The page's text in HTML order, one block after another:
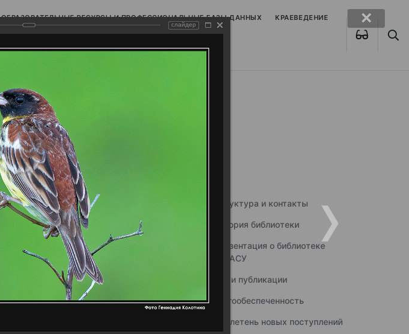
РЕСУРСЫ И ПРОФЕССИОНАЛЬНЫЕ БАЗЫ ДАННЫХ КРАЕВЕДЕНИЕ
Структура и контакты
История библиотеки
Презентация о библиотеке
ННГАСУ
Наши публикации
Книгообеспеченность
Бюллетень новых поступлений
слайдер